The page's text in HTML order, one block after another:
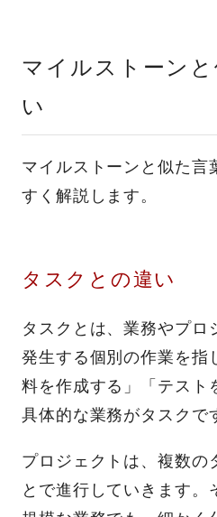
マイルストーン
い
マイルストーンと似た言
すく解説します。
タスクとの違い
タスクとは、業務やプロ
発生する個別の作業を指
料を作成する」「テスト
具体的な業務がタスクで
プロジェクトは、複数の
とで進行していきます。